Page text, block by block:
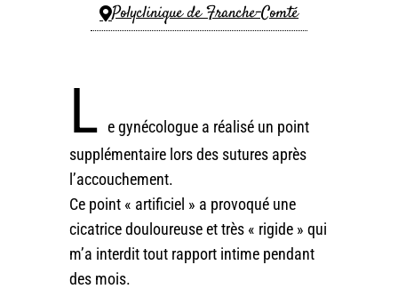
Polyclinique de Franche-Comté
L e gynécologue a réalisé un point
supplémentaire lors des sutures après
l’accouchement.
Ce point « artificiel » a provoqué une
cicatrice douloureuse et très « rigide » qui
m’a interdit tout rapport intime pendant
des mois.